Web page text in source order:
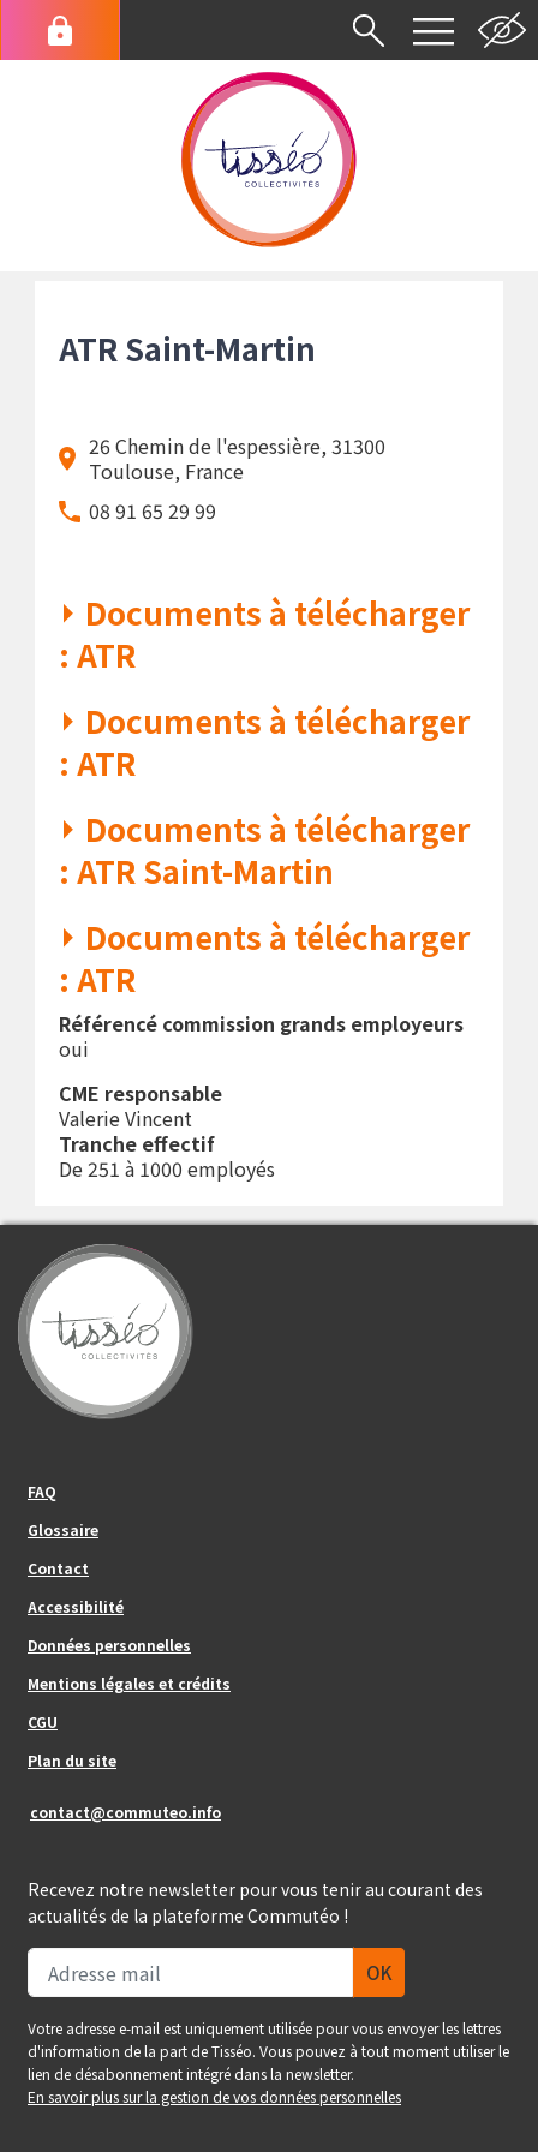
contenu
Menu
du
ATR Saint-Martin
26 Chemin de l'espessière, 31300
Toulouse, France
08 91 65 29 99
Documents à télécharger
: ATR
Documents à télécharger
: ATR
Documents à télécharger
: ATR Saint-Martin
Documents à télécharger
: ATR
Référencé commission grands employeurs
oui
CME responsable
Valerie Vincent
Tranche effectif
De 251 à 1000 employés
FAQ
Glossaire
Contact
Footer_center
Accessibilité
Données personnelles
Mentions légales et crédits
CGU
Plan du site
contact@commuteo.info
Recevez notre newsletter pour vous tenir au courant des
actualités de la plateforme Commutéo !
Votre adresse e-mail est uniquement utilisée pour vous envoyer les lettres
d'information de la part de Tisséo. Vous pouvez à tout moment utiliser le
lien de désabonnement intégré dans la newsletter.
En savoir plus sur la gestion de vos données personnelles